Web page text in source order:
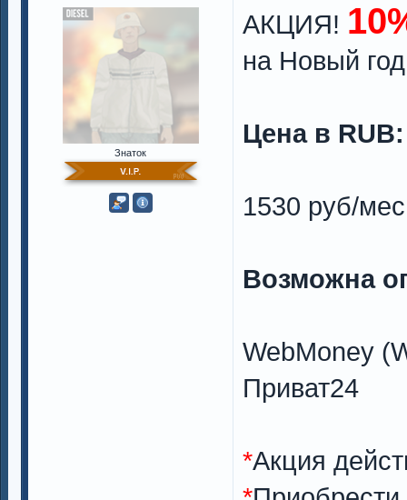
Знаток
АКЦИЯ!
на Новый
Цена в RUB:
1530 руб/мес
Возможна
WebMoney
Приват24
*Акция